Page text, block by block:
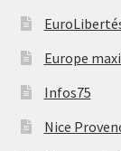
Europe
Infos75
Nice